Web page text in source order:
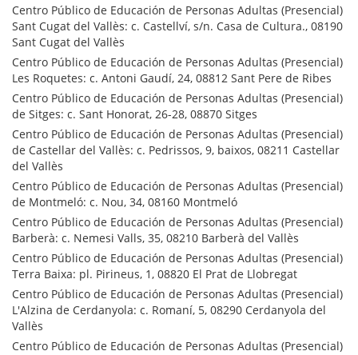
Centro Público de Educación de Personas Adultas (Presencial)
Sant Cugat del Vallès: c. Castellví, s/n. Casa de Cultura., 08190
Sant Cugat del Vallès
Centro Público de Educación de Personas Adultas (Presencial)
Les Roquetes: c. Antoni Gaudí, 24, 08812 Sant Pere de Ribes
Centro Público de Educación de Personas Adultas (Presencial)
de Sitges: c. Sant Honorat, 26-28, 08870 Sitges
Centro Público de Educación de Personas Adultas (Presencial)
de Castellar del Vallès: c. Pedrissos, 9, baixos, 08211 Castellar
del Vallès
Centro Público de Educación de Personas Adultas (Presencial)
de Montmeló: c. Nou, 34, 08160 Montmeló
Centro Público de Educación de Personas Adultas (Presencial)
Barberà: c. Nemesi Valls, 35, 08210 Barberà del Vallès
Centro Público de Educación de Personas Adultas (Presencial)
Terra Baixa: pl. Pirineus, 1, 08820 El Prat de Llobregat
Centro Público de Educación de Personas Adultas (Presencial)
L'Alzina de Cerdanyola: c. Romaní, 5, 08290 Cerdanyola del
Vallès
Centro Público de Educación de Personas Adultas (Presencial)